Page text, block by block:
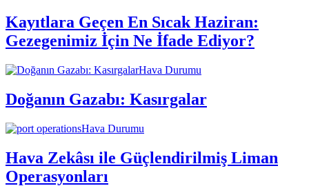
Kayıtlara Geçen En Sıcak Haziran:
Gezegenimiz İçin Ne İfade Ediyor?
Hava Durumu
Doğanın Gazabı: Kasırgalar
Hava Durumu
Hava Zekâsı ile Güçlendirilmiş Liman
Operasyonları